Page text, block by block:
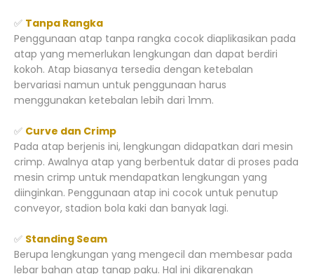
✅ Tanpa Rangka
Penggunaan atap tanpa rangka cocok diaplikasikan pada
atap yang memerlukan lengkungan dan dapat berdiri
kokoh. Atap biasanya tersedia dengan ketebalan
bervariasi namun untuk penggunaan harus
menggunakan ketebalan lebih dari 1mm.
✅ Curve dan Crimp
Pada atap berjenis ini, lengkungan didapatkan dari mesin
crimp. Awalnya atap yang berbentuk datar di proses pada
mesin crimp untuk mendapatkan lengkungan yang
diinginkan. Penggunaan atap ini cocok untuk penutup
conveyor, stadion bola kaki dan banyak lagi.
✅ Standing Seam
Berupa lengkungan yang mengecil dan membesar pada
lebar bahan atap tanap paku. Hal ini dikarenakan